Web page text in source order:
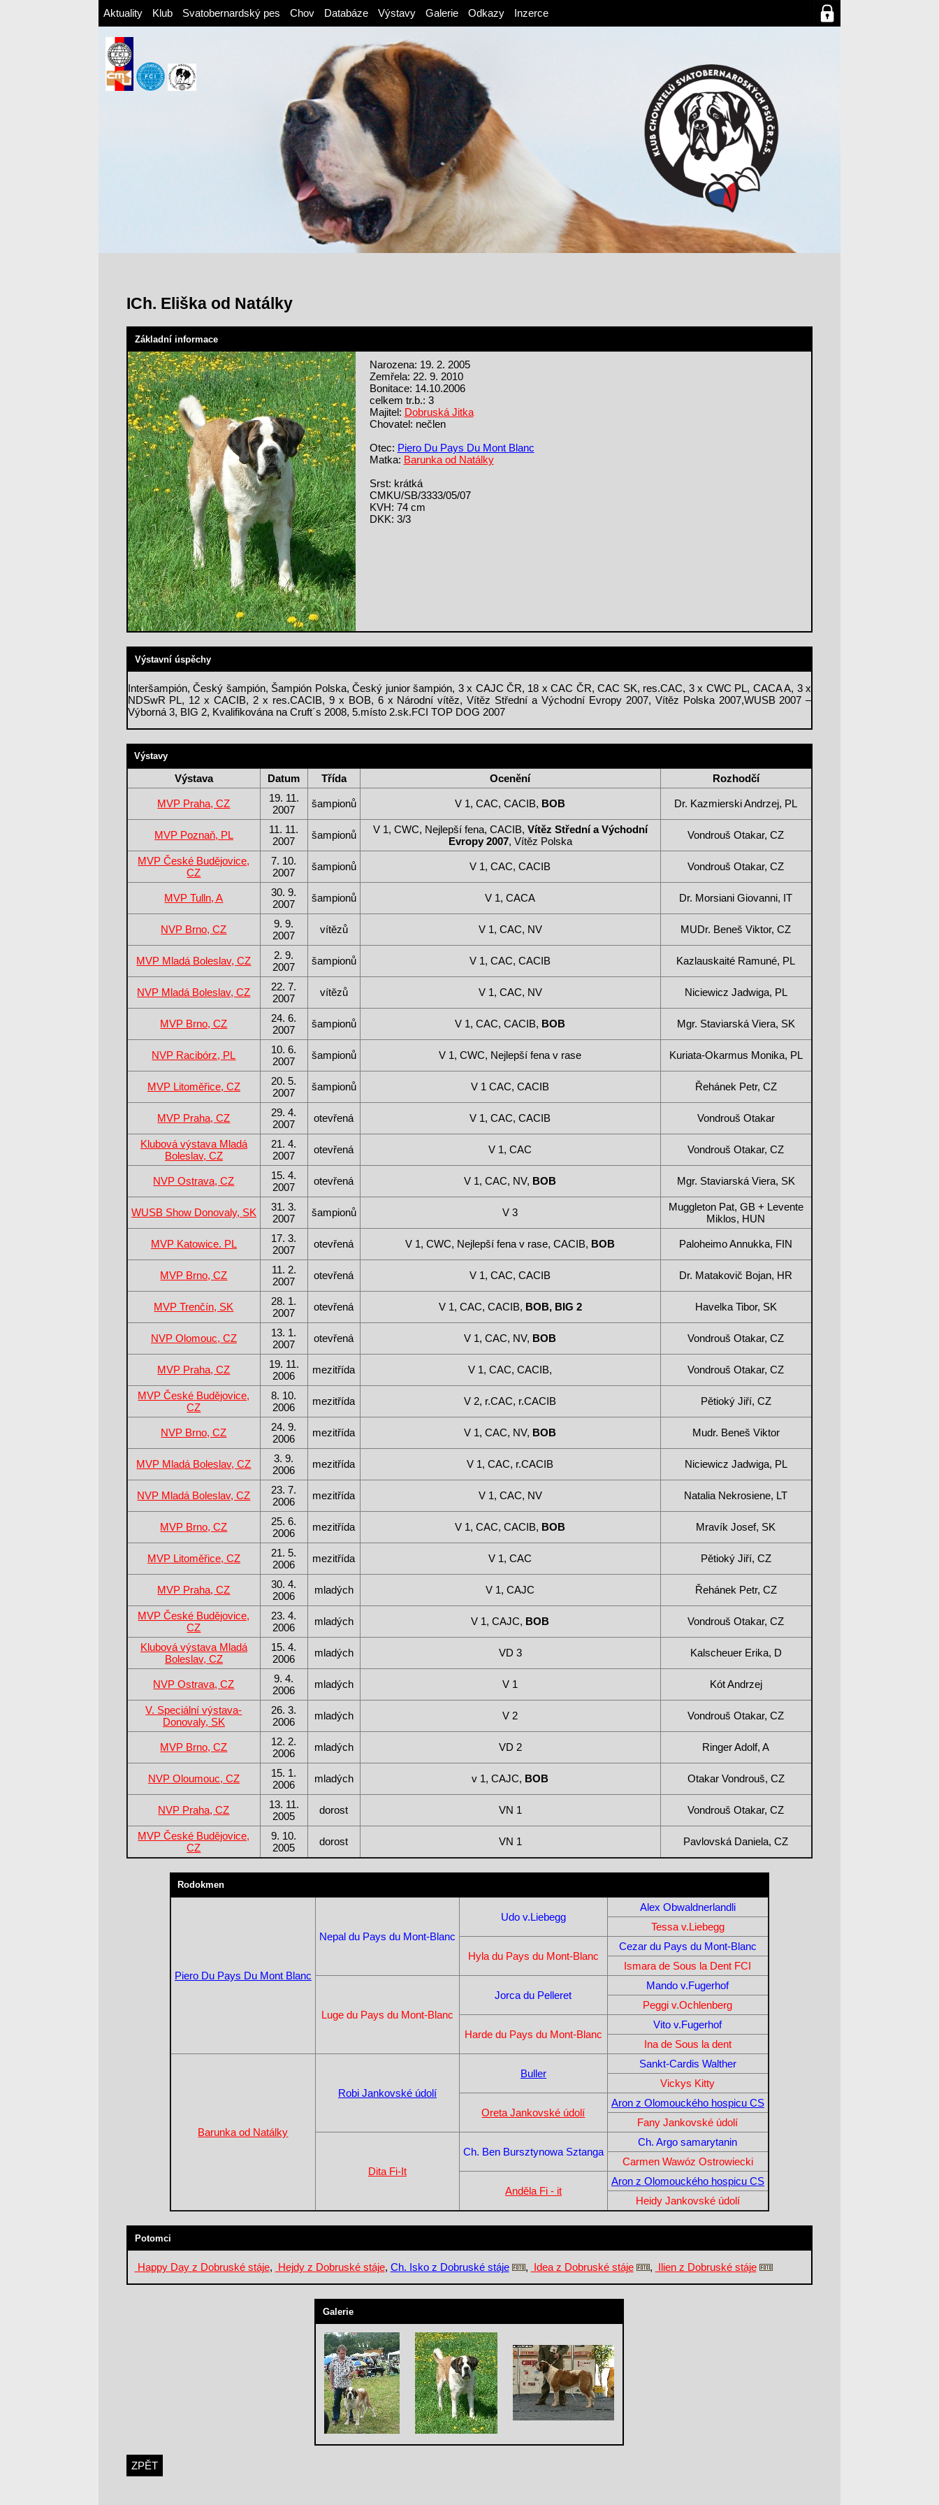
Aktuality Klub Svatobernardský pes Chov Databáze Výstavy Galerie Odkazy Inzerce
ICh. Eliška od Natálky
Základní informace
Narozena: 19. 2. 2005
Zemřela: 22. 9. 2010
Bonitace: 14.10.2006
celkem tr.b.: 3
Majitel: Dobruská Jitka
Chovatel: nečlen
Otec: Piero Du Pays Du Mont Blanc
Matka: Barunka od Natálky
Srst: krátká
CMKU/SB/3333/05/07
KVH: 74 cm
DKK: 3/3
Výstavní úspěchy
Interšampión, Český šampión, Šampión Polska, Český junior šampión, 3 x CAJC ČR, 18 x CAC ČR, CAC SK, res.CAC, 3 x CWC PL, CACA A, 3 x
NDSwR PL, 12 x CACIB, 2 x res.CACIB, 9 x BOB, 6 x Národní vítěz, Vítěz Střední a Východní Evropy 2007, Vítěz Polska 2007,WUSB 2007 –
Výborná 3, BIG 2, Kvalifikována na Cruft´s 2008, 5.místo 2.sk.FCI TOP DOG 2007
Výstavy
Výstava Datum Třída Ocenění Rozhodčí
MVP Praha, CZ
19. 11.
2007
šampionů V 1, CAC, CACIB, BOB Dr. Kazmierski Andrzej, PL
MVP Poznaň, PL
11. 11.
2007
šampionů V 1, CWC, Nejlepší fena, CACIB, Vítěz Střední a Východní
Evropy 2007, Vítěz Polska
Vondrouš Otakar, CZ
MVP České Budějovice,
CZ
7. 10.
2007
šampionů V 1, CAC, CACIB Vondrouš Otakar, CZ
MVP Tulln, A
30. 9.
2007
šampionů V 1, CACA Dr. Morsiani Giovanni, IT
NVP Brno, CZ
9. 9.
2007
vítězů V 1, CAC, NV MUDr. Beneš Viktor, CZ
MVP Mladá Boleslav, CZ
2. 9.
2007
šampionů V 1, CAC, CACIB Kazlauskaité Ramuné, PL
NVP Mladá Boleslav, CZ
22. 7.
2007
vítězů V 1, CAC, NV Niciewicz Jadwiga, PL
MVP Brno, CZ
24. 6.
2007
šampionů V 1, CAC, CACIB, BOB Mgr. Staviarská Viera, SK
NVP Racibórz, PL
10. 6.
2007
šampionů V 1, CWC, Nejlepší fena v rase Kuriata-Okarmus Monika, PL
MVP Litoměřice, CZ
20. 5.
2007
šampionů V 1 CAC, CACIB Řehánek Petr, CZ
MVP Praha, CZ
29. 4.
2007
otevřená V 1, CAC, CACIB Vondrouš Otakar
Klubová výstava Mladá
Boleslav, CZ
21. 4.
2007
otevřená V 1, CAC Vondrouš Otakar, CZ
NVP Ostrava, CZ
15. 4.
2007
otevřená V 1, CAC, NV, BOB Mgr. Staviarská Viera, SK
WUSB Show Donovaly, SK
31. 3.
2007
šampionů V 3
Muggleton Pat, GB + Levente
Miklos, HUN
MVP Katowice. PL
17. 3.
2007
otevřená V 1, CWC, Nejlepší fena v rase, CACIB, BOB Paloheimo Annukka, FIN
MVP Brno, CZ
11. 2.
2007
otevřená V 1, CAC, CACIB Dr. Matakovič Bojan, HR
MVP Trenčín, SK
28. 1.
2007
otevřená V 1, CAC, CACIB, BOB, BIG 2 Havelka Tibor, SK
NVP Olomouc, CZ
13. 1.
2007
otevřená V 1, CAC, NV, BOB Vondrouš Otakar, CZ
MVP Praha, CZ
19. 11.
2006
mezitřída V 1, CAC, CACIB, Vondrouš Otakar, CZ
MVP České Budějovice,
CZ
8. 10.
2006
mezitřída V 2, r.CAC, r.CACIB Pětioký Jiří, CZ
NVP Brno, CZ
24. 9.
2006
mezitřída V 1, CAC, NV, BOB Mudr. Beneš Viktor
MVP Mladá Boleslav, CZ
3. 9.
2006
mezitřída V 1, CAC, r.CACIB Niciewicz Jadwiga, PL
NVP Mladá Boleslav, CZ
23. 7.
2006
mezitřída V 1, CAC, NV Natalia Nekrosiene, LT
MVP Brno, CZ
25. 6.
2006
mezitřída V 1, CAC, CACIB, BOB Mravík Josef, SK
MVP Litoměřice, CZ
21. 5.
2006
mezitřída V 1, CAC Pětioký Jiří, CZ
MVP Praha, CZ
30. 4.
2006
mladých V 1, CAJC Řehánek Petr, CZ
MVP České Budějovice,
CZ
23. 4.
2006
mladých V 1, CAJC, BOB Vondrouš Otakar, CZ
Klubová výstava Mladá
Boleslav, CZ
15. 4.
2006
mladých VD 3 Kalscheuer Erika, D
NVP Ostrava, CZ
9. 4.
2006
mladých V 1 Kót Andrzej
V. Speciální výstava-
Donovaly, SK
26. 3.
2006
mladých V 2 Vondrouš Otakar, CZ
MVP Brno, CZ
12. 2.
2006
mladých VD 2 Ringer Adolf, A
NVP Oloumouc, CZ
15. 1.
2006
mladých v 1, CAJC, BOB Otakar Vondrouš, CZ
NVP Praha, CZ
13. 11.
2005
dorost VN 1 Vondrouš Otakar, CZ
MVP České Budějovice,
CZ
9. 10.
2005
dorost VN 1 Pavlovská Daniela, CZ
Rodokmen
Piero Du Pays Du Mont Blanc
Nepal du Pays du Mont-Blanc
Udo v.Liebegg
Alex Obwaldnerlandli
Tessa v.Liebegg
Hyla du Pays du Mont-Blanc
Cezar du Pays du Mont-Blanc
Ismara de Sous la Dent FCI
Luge du Pays du Mont-Blanc
Jorca du Pelleret
Mando v.Fugerhof
Peggi v.Ochlenberg
Harde du Pays du Mont-Blanc
Vito v.Fugerhof
Ina de Sous la dent
Barunka od Natálky
Robi Jankovské údolí
Buller
Sankt-Cardis Walther
Vickys Kitty
Oreta Jankovské údolí
Aron z Olomouckého hospicu CS
Fany Jankovské údolí
Dita Fi-It
Ch. Ben Bursztynowa Sztanga
Ch. Argo samarytanin
Carmen Wawóz Ostrowiecki
Anděla Fi - it
Aron z Olomouckého hospicu CS
Heidy Jankovské údolí
Potomci
Happy Day z Dobruské stáje, Hejdy z Dobruské stáje, Ch. Isko z Dobruské stáje , Idea z Dobruské stáje , Ilien z Dobruské stáje
Galerie
ZPĚT